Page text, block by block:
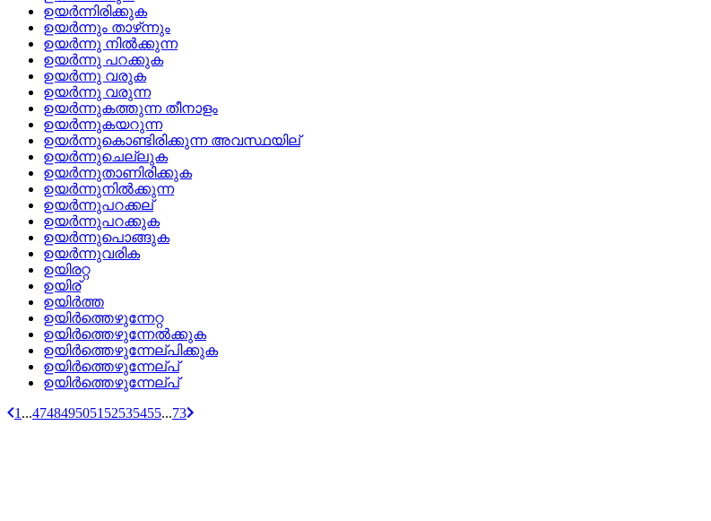
ഉയര്‍ന്നിരിക്കുക
ഉയര്‍ന്നും താഴ്‌ന്നും
ഉയര്‍ന്നു നില്‍ക്കുന്ന
ഉയര്‍ന്നു പറക്കുക
ഉയര്‍ന്നു വരുക
ഉയര്‍ന്നു വരുന്ന
ഉയര്‍ന്നുകത്തുന്ന തീനാളം
ഉയര്‍ന്നുകയറുന്ന
ഉയര്‍ന്നുകൊണ്ടിരിക്കുന്ന അവസ്ഥയില്
ഉയര്‍ന്നുചെല്ലുക
ഉയര്‍ന്നുതാണിരിക്കുക
ഉയര്‍ന്നുനില്‍ക്കുന്ന
ഉയര്‍ന്നുപറക്കല്
ഉയര്‍ന്നുപറക്കുക
ഉയര്‍ന്നുപൊങ്ങുക
ഉയര്‍ന്നുവരിക
ഉയിരറ്റ
ഉയിര്
ഉയിര്‍ത്ത
ഉയിര്‍ത്തെഴുന്നേറ്റ
ഉയിര്‍ത്തെഴുന്നേല്‍ക്കുക
ഉയിര്‍ത്തെഴുന്നേല്പിക്കുക
ഉയിര്‍ത്തെഴുന്നേല്‌പ്
ഉയിര്‍ത്തെഴുന്നേല്പ്
1 ...4748495051 52535455...73